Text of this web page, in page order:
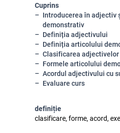
Cuprins
Introducerea în adjectiv
demonstrativ
Definiția adjectivului
Definiția articolului
Clasificarea adjectivelor
Formele articolului
Acordul adjectivului cu
Evaluare curs
definiție
clasificare, forme, acord,